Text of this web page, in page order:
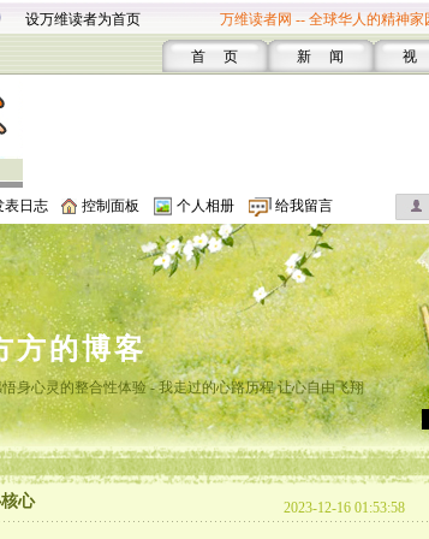
设万维读者为首页 万维读者网 -- 全球华人的精神家
首 页 新 闻 视
表日志 控制面板 个人相册 给我留言
方的博客
身心灵的整合性体验 - 我走过的心路历程 让心自由飞翔
心 2023-12-16 01:53:58